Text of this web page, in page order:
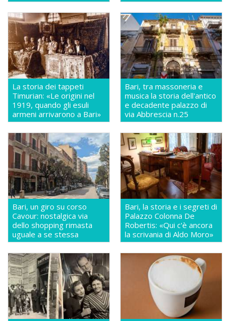
La storia dei tappeti
Timurian: «Le origini nel
1919, quando gli esuli
armeni arrivarono a Bari»
Bari, tra massoneria e
musica la storia dell'antico
e decadente palazzo di
via Abbrescia n.25
Bari, un giro su corso
Cavour: nostalgica via
dello shopping rimasta
uguale a se stessa
Bari, la storia e i segreti di
Palazzo Colonna De
Robertis: «Qui c'è ancora
la scrivania di Aldo Moro»